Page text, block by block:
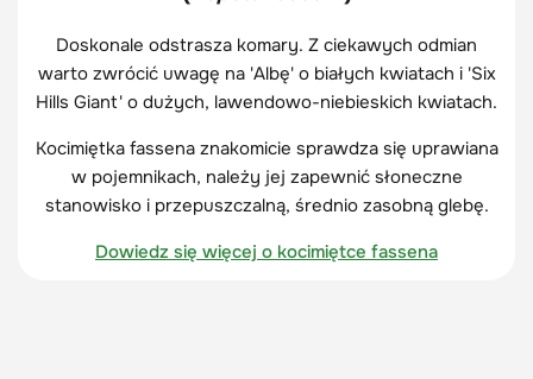
Doskonale odstrasza komary. Z ciekawych odmian
warto zwrócić uwagę na 'Albę' o białych kwiatach i 'Six
Hills Giant' o dużych, lawendowo-niebieskich kwiatach.
Kocimiętka fassena znakomicie sprawdza się uprawiana
w pojemnikach, należy jej zapewnić słoneczne
stanowisko i przepuszczalną, średnio zasobną glebę.
Dowiedz się więcej o kocimiętce fassena